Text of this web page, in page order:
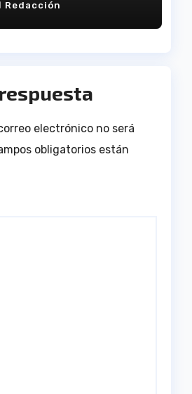
Redacción
electrónico no será
obligatorios están